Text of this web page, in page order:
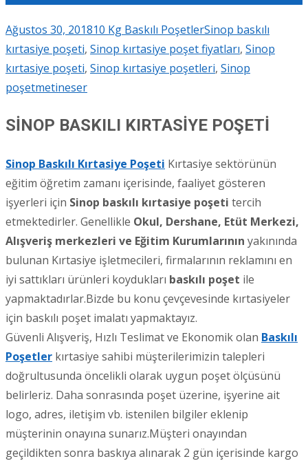
Ağustos 30, 201810 Kg Baskılı PoşetlerSinop baskılı
kırtasiye poşeti, Sinop kırtasiye poşet fiyatları, Sinop
kırtasiye poşeti, Sinop kırtasiye poşetleri, Sinop
poşetmetineser
SİNOP BASKILI KIRTASİYE POŞETİ
Sinop Baskılı Kırtasiye Poşeti Kırtasiye sektörünün
eğitim öğretim zamanı içerisinde, faaliyet gösteren
işyerleri için Sinop baskılı kırtasiye poşeti tercih
etmektedirler. Genellikle Okul, Dershane, Etüt Merkezi,
Alışveriş merkezleri ve Eğitim Kurumlarının yakınında
bulunan Kırtasiye işletmecileri, firmalarının reklamını en
iyi sattıkları ürünleri koydukları baskılı poşet ile
yapmaktadırlar.Bizde bu konu çevçevesinde kırtasiyeler
için baskılı poşet imalatı yapmaktayız.
Güvenli Alışveriş, Hızlı Teslimat ve Ekonomik olan Baskılı
Poşetler kırtasiye sahibi müşterilerimizin talepleri
doğrultusunda öncelikli olarak uygun poşet ölçüsünü
belirleriz. Daha sonrasında poşet üzerine, işyerine ait
logo, adres, iletişim vb. istenilen bilgiler eklenip
müşterinin onayına sunarız.Müşteri onayından
geçildikten sonra baskıya alınarak 2 gün içerisinde kargo